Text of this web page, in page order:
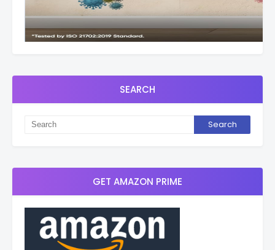
SEARCH
GET AMAZON PRIME